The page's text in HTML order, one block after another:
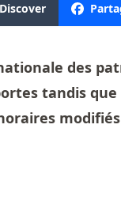
des
tandis